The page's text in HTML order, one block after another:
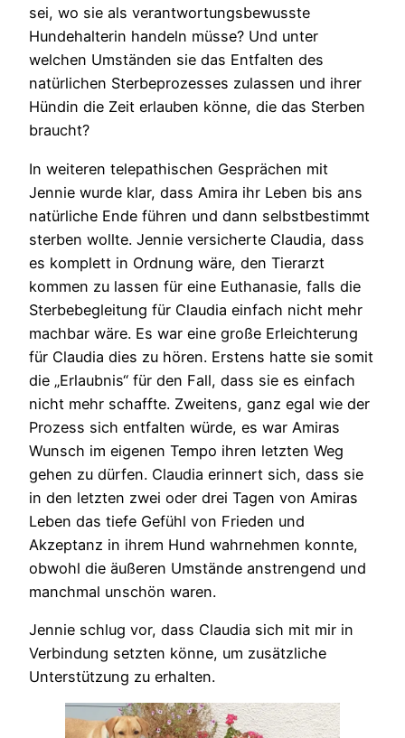
sei, wo sie als verantwortungsbewusste
Hundehalterin handeln müsse? Und unter
welchen Umständen sie das Entfalten des
natürlichen Sterbeprozesses zulassen und ihrer
Hündin die Zeit erlauben könne, die das Sterben
braucht?
In weiteren telepathischen Gesprächen mit
Jennie wurde klar, dass Amira ihr Leben bis ans
natürliche Ende führen und dann selbstbestimmt
sterben wollte. Jennie versicherte Claudia, dass
es komplett in Ordnung wäre, den Tierarzt
kommen zu lassen für eine Euthanasie, falls die
Sterbebegleitung für Claudia einfach nicht mehr
machbar wäre. Es war eine große Erleichterung
für Claudia dies zu hören. Erstens hatte sie somit
die „Erlaubnis“ für den Fall, dass sie es einfach
nicht mehr schaffte. Zweitens, ganz egal wie der
Prozess sich entfalten würde, es war Amiras
Wunsch im eigenen Tempo ihren letzten Weg
gehen zu dürfen. Claudia erinnert sich, dass sie
in den letzten zwei oder drei Tagen von Amiras
Leben das tiefe Gefühl von Frieden und
Akzeptanz in ihrem Hund wahrnehmen konnte,
obwohl die äußeren Umstände anstrengend und
manchmal unschön waren.
Jennie schlug vor, dass Claudia sich mit mir in
Verbindung setzten könne, um zusätzliche
Unterstützung zu erhalten.